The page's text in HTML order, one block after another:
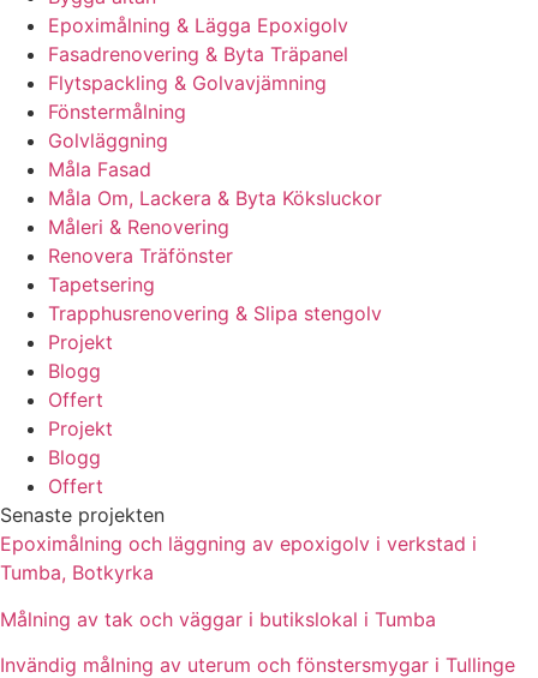
Epoximålning & Lägga Epoxigolv
Fasadrenovering & Byta Träpanel
Flytspackling & Golvavjämning
Fönstermålning
Golvläggning
Måla Fasad
Måla Om, Lackera & Byta Köksluckor
Måleri & Renovering
Renovera Träfönster
Tapetsering
Trapphusrenovering & Slipa stengolv
Projekt
Blogg
Offert
Projekt
Blogg
Offert
Senaste projekten
Epoximålning och läggning av epoxigolv i verkstad i
Tumba, Botkyrka
Målning av tak och väggar i butikslokal i Tumba
Invändig målning av uterum och fönstersmygar i Tullinge